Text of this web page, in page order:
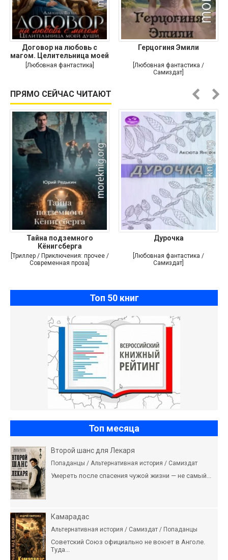
Договор на любовь с
магом. Целительница моей
души
[Любовная фантастика]
Герцогиня Эмили
[Любовная фантастика /
Самиздат]
ПРЯМО СЕЙЧАС ЧИТАЮТ
Тайна подземного
Кёнигсберга
[Триллер / Приключения: прочее /
Современная проза]
Дурочка
[Любовная фантастика /
Самиздат]
Топ 50 книг
Топ месяца
Второй шанс для Лекаря
Попаданцы / Альтернативная история / Самиздат
Умереть после спасения чужой жизни — не самый...
Камарадас
Альтернативная история / Самиздат / Попаданцы
Советский Союз официально не воюет в Анголе.
Туда...